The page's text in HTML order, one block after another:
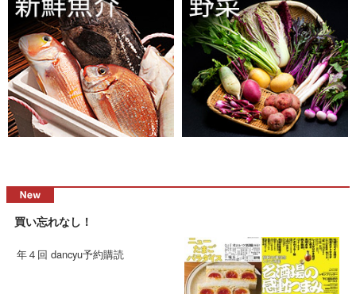
買い忘れなし！
年４回 dancyu予約購読